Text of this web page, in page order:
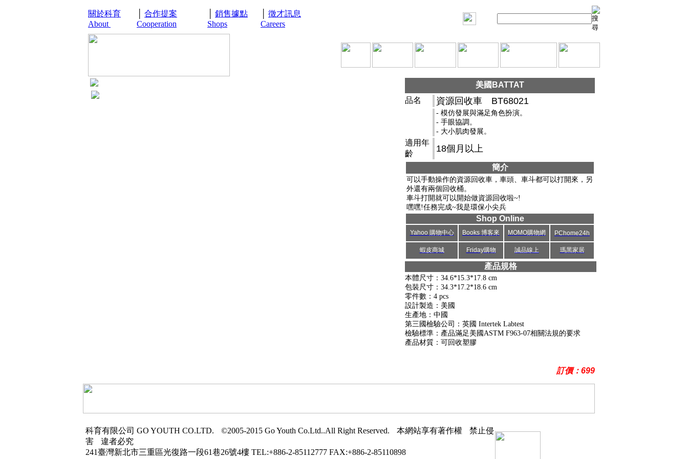
關於科育
About
合作提案
Cooperation
銷售據點
Shops
徵才訊息
Careers
美國BATTAT
品名
資源回收車 BT68021
- 模仿發展與滿足角色扮演。
- 手眼協調。
- 大小肌肉發展。
適用年
齡
18個月以上
簡介
可以手動操作的資源回收車，車頭、車斗都可以打開來，另
外還有兩個回收桶。
車斗打開就可以開始做資源回收啦~!
嘿嘿!任務完成~我是環保小尖兵
Shop Online
Yahoo 購物中心 Books 博客來 MOMO購物網 PChome24h
蝦皮商城 Friday購物 誠品線上 瑪黑家居
產品規格
本體尺寸：34.6*15.3*17.8 cm
包裝尺寸：34.3*17.2*18.6 cm
零件數：4 pcs
設計製造：美國
生產地：中國
第三國檢驗公司：英國 Intertek Labtest
檢驗標準：產品滿足美國ASTM F963-07相關法規的要求
產品材質：可回收塑膠
訂價：699
科育有限公司 GO YOUTH CO.LTD. ©2005-2015 Go Youth Co.Ltd..All Right Reserved. 本網站享有著作權
禁止侵
害
違者必究
241臺灣新北市三重區光復路一段61巷26號4樓 TEL:+886-2-85112777 FAX:+886-2-85110898